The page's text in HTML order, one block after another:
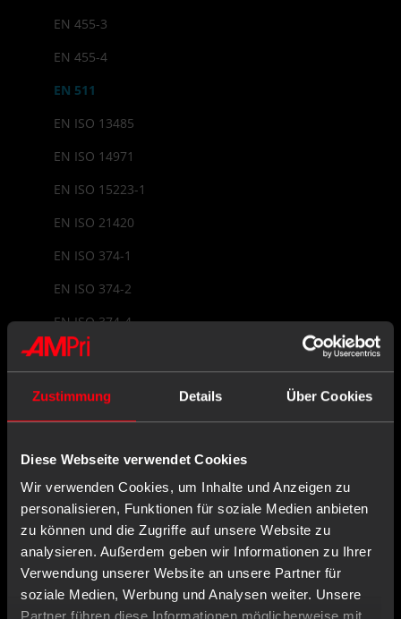
Zustimmung Details Über Cookies
Diese Webseite verwendet Cookies
Wir verwenden Cookies, um Inhalte und Anzeigen zu
personalisieren, Funktionen für soziale Medien anbieten
zu können und die Zugriffe auf unsere Website zu
analysieren. Außerdem geben wir Informationen zu Ihrer
Verwendung unserer Website an unsere Partner für
soziale Medien, Werbung und Analysen weiter. Unsere
EN 455-3
EN 455-4
EN 511
EN ISO 13485
EN ISO 14971
EN ISO 15223-1
EN ISO 21420
EN ISO 374-1
EN ISO 374-2
EN ISO 374-4
EN ISO 374-5
EN ISO 9001
EU-Baumusterprüfung
EU-Konformitätserklärung
EU-Repräsentant
Lexikon Navigation